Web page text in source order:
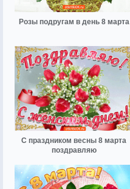
Розы подругам в день 8 марта
С праздником весны 8 марта
поздравляю